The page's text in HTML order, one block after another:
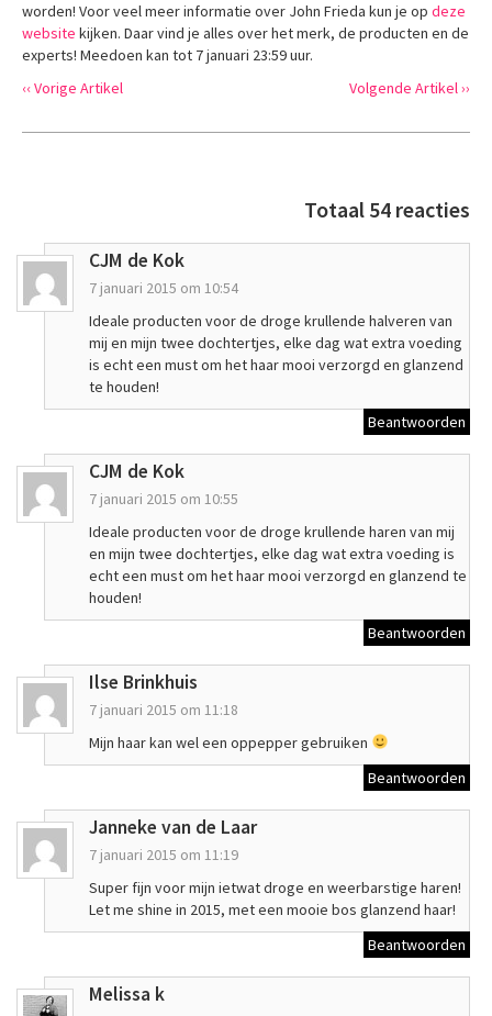
worden! Voor veel meer informatie over John Frieda kun je op deze
website kijken. Daar vind je alles over het merk, de producten en de
experts! Meedoen kan tot 7 januari 23:59 uur.
‹‹ Vorige Artikel
Volgende Artikel ››
Totaal 54 reacties
CJM de Kok
7 januari 2015 om 10:54
Ideale producten voor de droge krullende halveren van
mij en mijn twee dochtertjes, elke dag wat extra voeding
is echt een must om het haar mooi verzorgd en glanzend
te houden!
Beantwoorden
CJM de Kok
7 januari 2015 om 10:55
Ideale producten voor de droge krullende haren van mij
en mijn twee dochtertjes, elke dag wat extra voeding is
echt een must om het haar mooi verzorgd en glanzend te
houden!
Beantwoorden
Ilse Brinkhuis
7 januari 2015 om 11:18
Mijn haar kan wel een oppepper gebruiken
Beantwoorden
Janneke van de Laar
7 januari 2015 om 11:19
Super fijn voor mijn ietwat droge en weerbarstige haren!
Let me shine in 2015, met een mooie bos glanzend haar!
Beantwoorden
Melissa k